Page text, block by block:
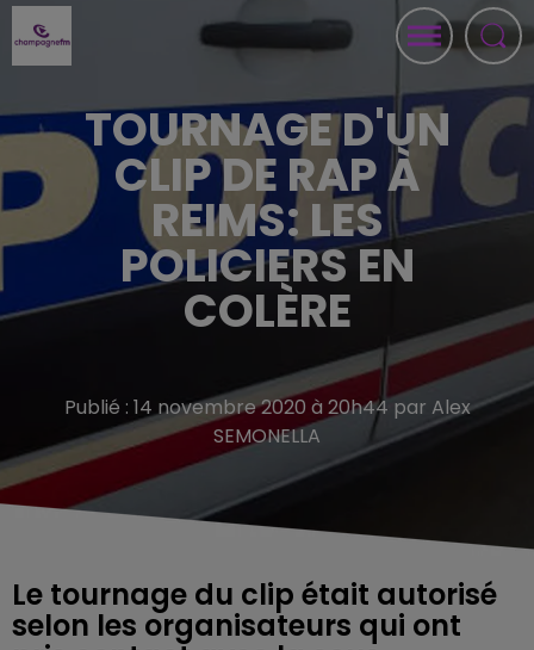
TOURNAGE D'UN
CLIP DE RAP À
REIMS: LES
POLICIERS EN
COLÈRE
Publié : 14 novembre 2020 à 20h44 par Alex
SEMONELLA
Le tournage du clip était autorisé
selon les organisateurs qui ont